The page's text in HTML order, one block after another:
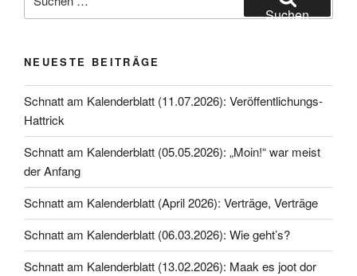
nach:
Suchen
NEUESTE BEITRÄGE
Schnatt am Kalenderblatt (11.07.2026): Veröffentlichungs-
Hattrick
Schnatt am Kalenderblatt (05.05.2026): „Moin!“ war meist
der Anfang
Schnatt am Kalenderblatt (April 2026): Verträge, Verträge
Schnatt am Kalenderblatt (06.03.2026): Wie geht’s?
Schnatt am Kalenderblatt (13.02.2026): Maak es joot dor